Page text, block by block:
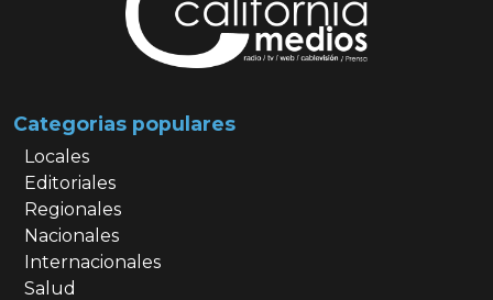
Categorias populares
Locales
Editoriales
Regionales
Nacionales
Internacionales
Salud